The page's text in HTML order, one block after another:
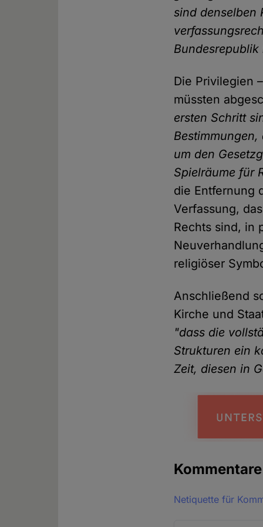
sind denselben
Die Privilegien
müssten
ersten Schritt
um den
Spielräume für
die Entfernung
Verfassung,
Rechts sind, in
religiöser
Anschließend
Kirche und
"dass die
Strukturen ein
Zeit, diesen in
Kommentare
Netiquette für